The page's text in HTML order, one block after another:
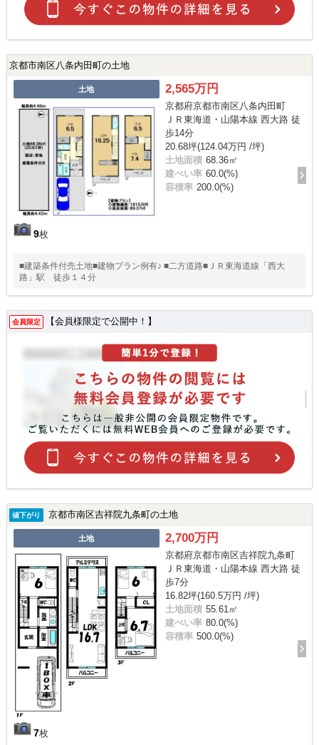
京都市南区八条内田町の土地
土地
9枚
2,565万円
京都府京都市南区八条内田町
ＪＲ東海道・山陽本線 西大路 徒
歩14分
20.68坪(124.04万円 /坪)
土地面積 68.36㎡
建ぺい率 60.0(%)
容積率 200.0(%)
■建築条件付売土地■建物プラン例有♪ ■二方道路■ＪＲ東海道線「西大
路」駅 徒歩１４分
会員限定 【会員様限定で公開中！】
値下がり 京都市南区吉祥院九条町の土地
土地
7枚
2,700万円
京都府京都市南区吉祥院九条町
ＪＲ東海道・山陽本線 西大路 徒
歩7分
16.82坪(160.5万円 /坪)
土地面積 55.61㎡
建ぺい率 80.0(%)
容積率 500.0(%)